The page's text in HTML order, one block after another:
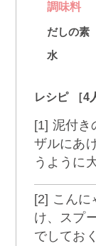
調味料
だしの素
水
レシピ ［4
[1] 泥付き
ザルにあ
うように
[2] こんに
け、スプ
でしておく